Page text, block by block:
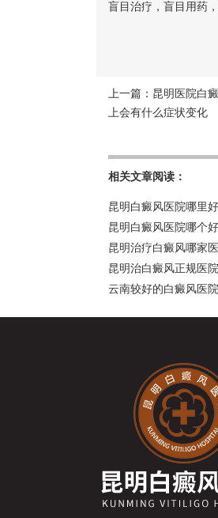
盲目治疗，盲目用药
上一篇： 昆明医院白
上会有什么症状变化
相关文章阅读：
昆明白癜风医院哪里
昆明白癜风医院哪个
昆明治疗白癜风哪家
昆明治白癜风正规医
云南较好的白癜风医